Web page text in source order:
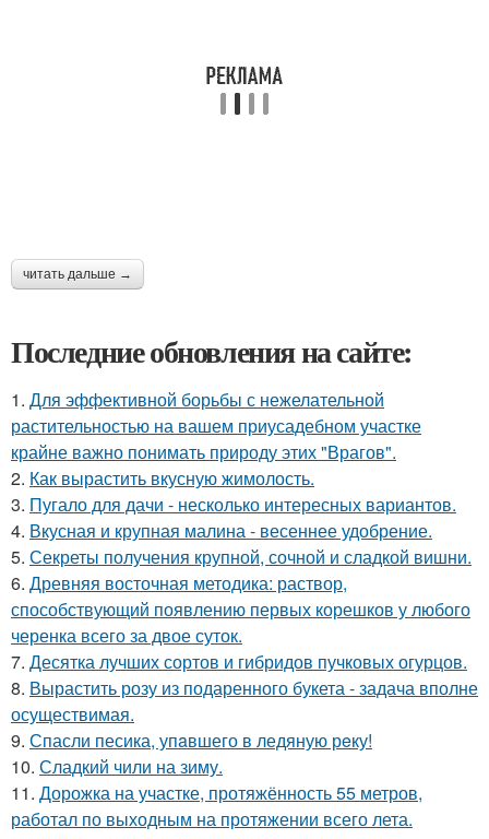
читать дальше →
Последние обновления на сайте:
1. Для эффективной борьбы с нежелательной
растительностью на вашем приусадебном участке
крайне важно понимать природу этих "Врагов".
2. Как вырастить вкусную жимолость.
3. Пугало для дачи - несколько интересных вариантов.
4. Вкусная и крупная малина - весеннее удобрение.
5. Секреты получения крупной, сочной и сладкой вишни.
6. Древняя восточная методика: раствор,
способствующий появлению первых корешков у любого
черенка всего за двое суток.
7. Десятка лучших сортов и гибридов пучковых огурцов.
8. Вырастить розу из подаренного букета - задача вполне
осуществимая.
9. Спасли песика, упaвшего в ледяную рeку!
10. Сладкий чили на зиму.
11. Дорожка на участке, протяжённость 55 метров,
работал по выходным на протяжении всего лета.